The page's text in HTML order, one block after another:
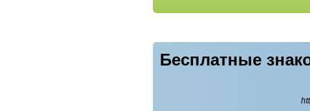
Бесплатные